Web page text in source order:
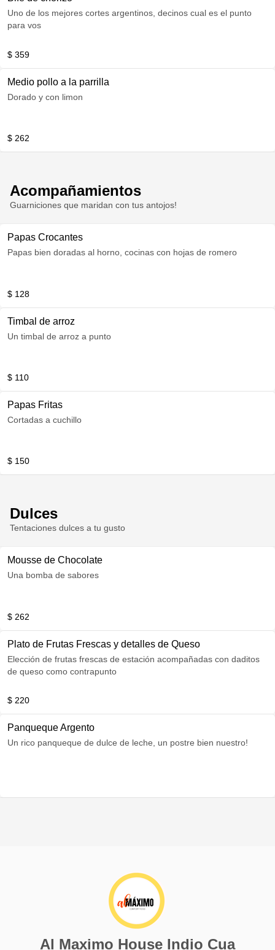
Uno de los mejores cortes argentinos, decinos cual es el punto
para vos
$ 359
Medio pollo a la parrilla
Dorado y con limon
$ 262
Acompañamientos
Guarniciones que maridan con tus antojos!
Papas Crocantes
Papas bien doradas al horno, cocinas con hojas de romero
$ 128
Timbal de arroz
Un timbal de arroz a punto
$ 110
Papas Fritas
Cortadas a cuchillo
$ 150
Dulces
Tentaciones dulces a tu gusto
Mousse de Chocolate
Una bomba de sabores
$ 262
Plato de Frutas Frescas y detalles de Queso
Elección de frutas frescas de estación acompañadas con daditos
de queso como contrapunto
$ 220
Panqueque Argento
Un rico panqueque de dulce de leche, un postre bien nuestro!
Al Maximo House Indio Cua